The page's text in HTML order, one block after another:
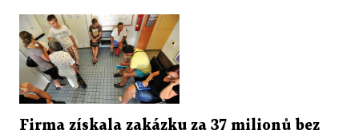
Firma získala zakázku za 37 milionů bez